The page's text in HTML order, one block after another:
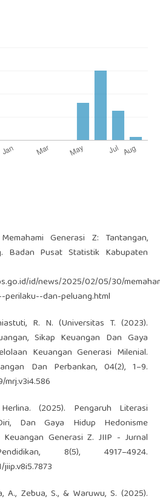
Generasi Z: Tantangan,
Badan Pusat Statistik Kabupaten
id/news/2025/02/05/30/
dan-peluang.html
R. N. (Universitas T. (2023).
Sikap Keuangan Dan Gaya
Keuangan Generasi Milenial.
Dan Perbankan, 04(2), 1–9.
(2025). Pengaruh Literasi
Dan Gaya Hidup Hedonisme
Generasi Z. JIIP - Jurnal
8(5), 4917–4924.
A., Zebua, S., & Waruwu, S. (2025).